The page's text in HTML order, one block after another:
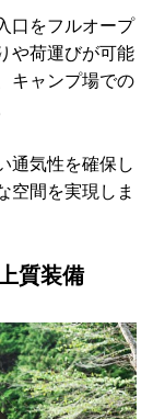
口をフルオープ
や荷運びが可能
キャンプ場での
通気性を確保し
空間を実現しま
質装備